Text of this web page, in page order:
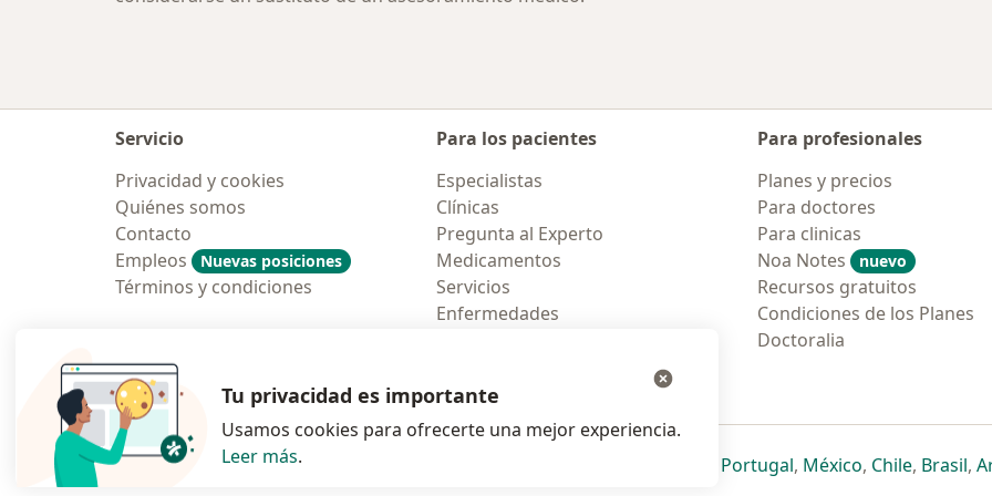
Servicio
Privacidad y cookies
Quiénes somos
Contacto
Empleos
Nuevas posiciones
Términos y condiciones
Para los pacientes
Especialistas
Clínicas
Pregunta al Experto
Medicamentos
Servicios
Enfermedades
Para profesionales
Planes y precios
Para doctores
Para clinicas
Noa Notes
nuevo
Recursos gratuitos
Condiciones de los Planes
Doctoralia
Polska se abre en una nueva pestaña
se abre en una nueva pestaña
se abre en una nueva pestaña
se abre en una nueva pestaña
Portugalse abre en una nueva
, Méxicose abre en una
, Chilese abre
, Brasilse
,
Tu privacidad es importante
Usamos cookies para ofrecerte una mejor experiencia.
Leer más.